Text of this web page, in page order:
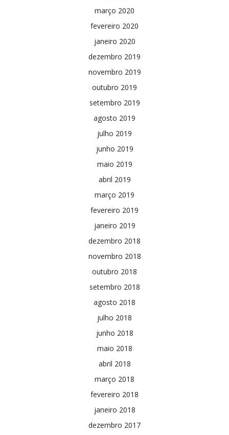
março 2020
fevereiro 2020
janeiro 2020
dezembro 2019
novembro 2019
outubro 2019
setembro 2019
agosto 2019
julho 2019
junho 2019
maio 2019
abril 2019
março 2019
fevereiro 2019
janeiro 2019
dezembro 2018
novembro 2018
outubro 2018
setembro 2018
agosto 2018
julho 2018
junho 2018
maio 2018
abril 2018
março 2018
fevereiro 2018
janeiro 2018
dezembro 2017